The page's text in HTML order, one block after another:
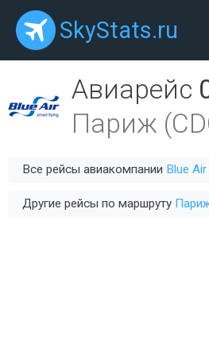
SkyStats.ru
Авиарейс
Париж
Все рейсы авиакомпании Blue Air
Другие рейсы по маршруту